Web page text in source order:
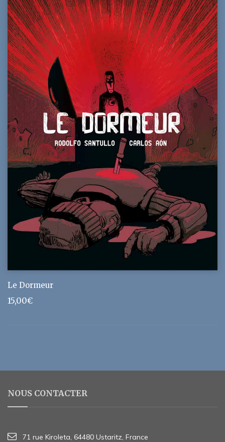
Le Dormeur
15,00€
NOUS CONTACTER
71 rue Kiroleta, 64480 Ustaritz, France